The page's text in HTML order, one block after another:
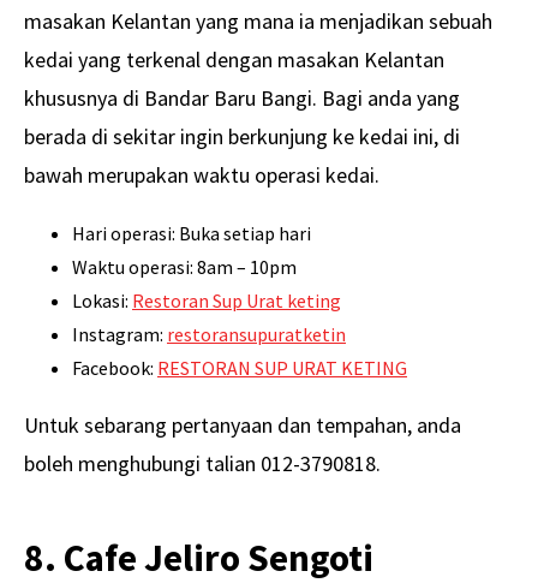
masakan Kelantan yang mana ia menjadikan sebuah
kedai yang terkenal dengan masakan Kelantan
khususnya di Bandar Baru Bangi. Bagi anda yang
berada di sekitar ingin berkunjung ke kedai ini, di
bawah merupakan waktu operasi kedai.
Hari operasi: Buka setiap hari
Waktu operasi: 8am – 10pm
Lokasi: Restoran Sup Urat keting
Instagram: restoransupuratketin
Facebook: RESTORAN SUP URAT KETING
Untuk sebarang pertanyaan dan tempahan, anda
boleh menghubungi talian 012-3790818.
8. Cafe Jeliro Sengoti